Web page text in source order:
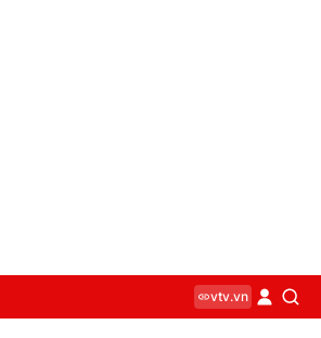
vtv.vn